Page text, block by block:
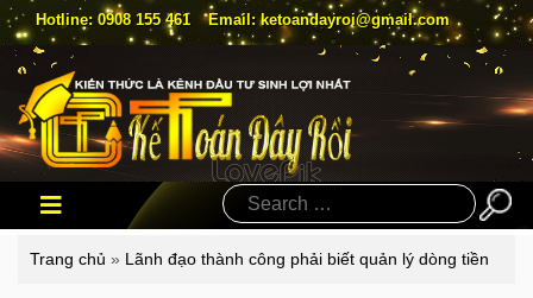
Hotline: 0908 155 461 Email: ketoandayroi@gmail.com
Search
Trang chủ » Lãnh đạo thành công phải biết quản lý dòng tiền